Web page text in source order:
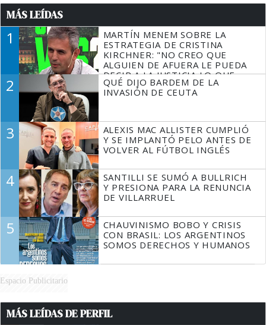
MÁS LEÍDAS
1
MARTÍN MENEM SOBRE LA
ESTRATEGIA DE CRISTINA
KIRCHNER: "NO CREO QUE
ALGUIEN DE AFUERA LE PUEDA
DECIR A LA JUSTICIA LO QUE
TIENE QUE HACER"
2
QUÉ DIJO BARDEM DE LA
INVASIÓN DE CEUTA
3
ALEXIS MAC ALLISTER CUMPLIÓ
Y SE IMPLANTÓ PELO ANTES DE
VOLVER AL FÚTBOL INGLÉS
4
SANTILLI SE SUMÓ A BULLRICH
Y PRESIONA PARA LA RENUNCIA
DE VILLARRUEL
5
CHAUVINISMO BOBO Y CRISIS
CON BRASIL: LOS ARGENTINOS
SOMOS DERECHOS Y HUMANOS
Espacio Publicitario
MÁS LEÍDAS DE PERFIL